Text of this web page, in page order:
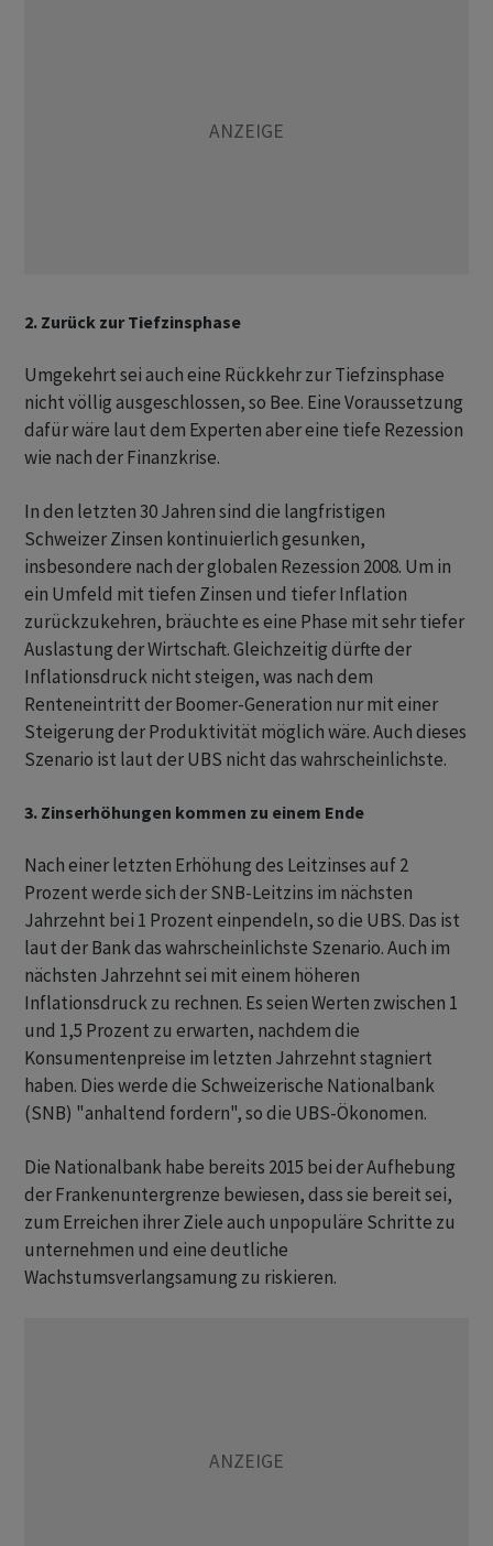
2. Zurück zur Tiefzinsphase
Umgekehrt sei auch eine Rückkehr zur Tiefzinsphase
nicht völlig ausgeschlossen, so Bee. Eine Voraussetzung
dafür wäre laut dem Experten aber eine tiefe Rezession
wie nach der Finanzkrise.
In den letzten 30 Jahren sind die langfristigen
Schweizer Zinsen kontinuierlich gesunken,
insbesondere nach der globalen Rezession 2008. Um in
ein Umfeld mit tiefen Zinsen und tiefer Inflation
zurückzukehren, bräuchte es eine Phase mit sehr tiefer
Auslastung der Wirtschaft. Gleichzeitig dürfte der
Inflationsdruck nicht steigen, was nach dem
Renteneintritt der Boomer-Generation nur mit einer
Steigerung der Produktivität möglich wäre. Auch dieses
Szenario ist laut der UBS nicht das wahrscheinlichste.
3. Zinserhöhungen kommen zu einem Ende
Nach einer letzten Erhöhung des Leitzinses auf 2
Prozent werde sich der SNB-Leitzins im nächsten
Jahrzehnt bei 1 Prozent einpendeln, so die UBS. Das ist
laut der Bank das wahrscheinlichste Szenario. Auch im
nächsten Jahrzehnt sei mit einem höheren
Inflationsdruck zu rechnen. Es seien Werten zwischen 1
und 1,5 Prozent zu erwarten, nachdem die
Konsumentenpreise im letzten Jahrzehnt stagniert
haben. Dies werde die Schweizerische Nationalbank
(SNB) "anhaltend fordern", so die UBS-Ökonomen.
Die Nationalbank habe bereits 2015 bei der Aufhebung
der Frankenuntergrenze bewiesen, dass sie bereit sei,
zum Erreichen ihrer Ziele auch unpopuläre Schritte zu
unternehmen und eine deutliche
Wachstumsverlangsamung zu riskieren.